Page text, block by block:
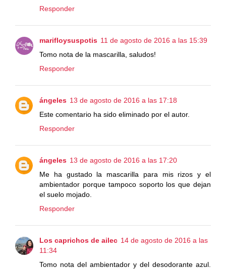
Responder
marifloysuspotis 11 de agosto de 2016 a las 15:39
Tomo nota de la mascarilla, saludos!
Responder
ángeles 13 de agosto de 2016 a las 17:18
Este comentario ha sido eliminado por el autor.
Responder
ángeles 13 de agosto de 2016 a las 17:20
Me ha gustado la mascarilla para mis rizos y el
ambientador porque tampoco soporto los que dejan
el suelo mojado.
Responder
Los caprichos de ailec 14 de agosto de 2016 a las
11:34
Tomo nota del ambientador y del desodorante azul.